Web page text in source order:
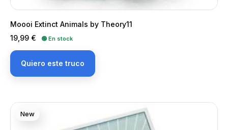
Moooi Extinct Animals by Theory11
Precio
19,99 € 🟢 En stock
Quiero este truco
New